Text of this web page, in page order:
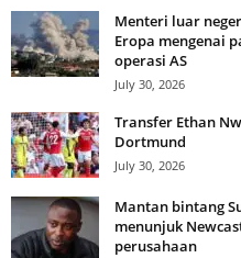
Menteri luar
Eropa mengenai
operasi AS
July 30, 2026
Transfer Ethan
Dortmund
July 30, 2026
Mantan bintang
menunjuk
perusahaan